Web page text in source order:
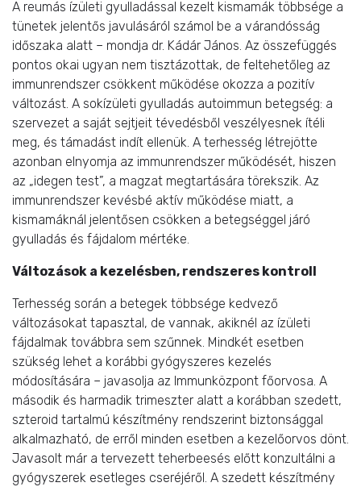
A reumás ízületi gyulladással kezelt kismamák többsége a
tünetek jelentős javulásáról számol be a várandósság
időszaka alatt – mondja dr. Kádár János. Az összefüggés
pontos okai ugyan nem tisztázottak, de feltehetőleg az
immunrendszer csökkent működése okozza a pozitív
változást. A sokízületi gyulladás autoimmun betegség: a
szervezet a saját sejtjeit tévedésből veszélyesnek ítéli
meg, és támadást indít ellenük. A terhesség létrejötte
azonban elnyomja az immunrendszer működését, hiszen
az „idegen test”, a magzat megtartására törekszik. Az
immunrendszer kevésbé aktív működése miatt, a
kismamáknál jelentősen csökken a betegséggel járó
gyulladás és fájdalom mértéke.
Változások a kezelésben, rendszeres kontroll
Terhesség során a betegek többsége kedvező
változásokat tapasztal, de vannak, akiknél az ízületi
fájdalmak továbbra sem szűnnek. Mindkét esetben
szükség lehet a korábbi gyógyszeres kezelés
módosítására – javasolja az Immunközpont főorvosa. A
második és harmadik trimeszter alatt a korábban szedett,
szteroid tartalmú készítmény rendszerint biztonsággal
alkalmazható, de erről minden esetben a kezelőorvos dönt.
Javasolt már a tervezett teherbeesés előtt konzultálni a
gyógyszerek esetleges cseréjéről. A szedett készítmény